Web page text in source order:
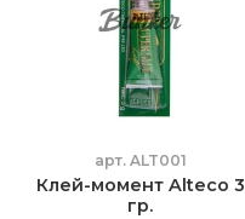
арт. ALT001
Клей-момент Alteco 3
гр.